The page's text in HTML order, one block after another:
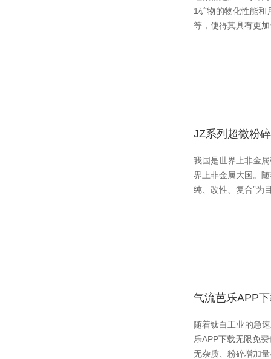
1矿物的物化性能和用
等，使得其具有更加
JZ系列超微粉
我国是世界上非金属
界上非金属大国。随
纯、改性、复合”
气流芭乐APP
随着钛白工业的急速
乐APP下载无限免费
无杂质、粉碎